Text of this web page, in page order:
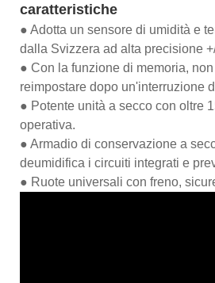
caratteristiche
● Adotta un sensore di umidità e
dalla Svizzera ad alta precisione
● Con la funzione di memoria,
reimpostare dopo un'interruzione
● Potente unità a secco con oltre
operativa.
● Armadio di conservazione a
deumidifica i circuiti integrati e
● Ruote universali con freno,